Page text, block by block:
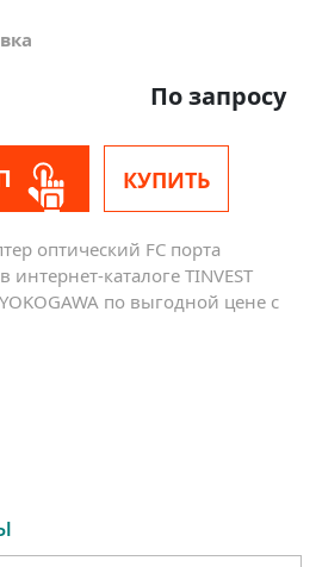
По запросу
КУПИТЬ
оптический FC порта
каталоге TINVEST
по выгодной цене с